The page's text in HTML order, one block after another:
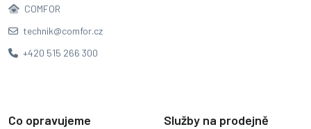
COMFOR
technik@comfor.cz
+420 515 266 300
Co opravujeme Služby na prodejně